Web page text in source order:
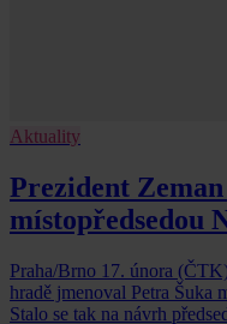
Aktuality
Prezident
místopředsedou
Praha/Brno 17. února
hradě jmenoval Petra Šuka
Stalo se tak na návrh